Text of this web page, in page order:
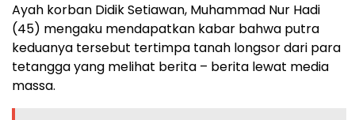
Ayah korban Didik Setiawan, Muhammad Nur Hadi
(45) mengaku mendapatkan kabar bahwa putra
keduanya tersebut tertimpa tanah longsor dari para
tetangga yang melihat berita – berita lewat media
massa.